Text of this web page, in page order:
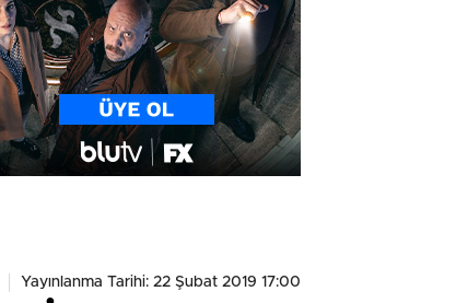
Yayınlanma Tarihi: 22 Şubat 2019 17:00